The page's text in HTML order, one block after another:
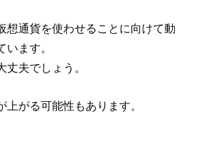
想通貨を使わせることに向けて動
います。
丈夫でしょう。
上がる可能性もあります。